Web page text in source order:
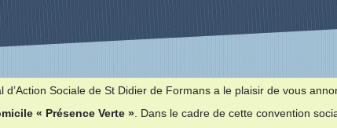
d’Action Sociale de St Didier de Formans a le plaisir de vous
« Présence Verte » . Dans le cadre de cette convention